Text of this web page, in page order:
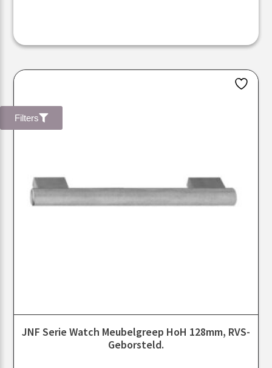
Filters
JNF Serie Watch Meubelgreep HoH 128mm, RVS-
Geborsteld.